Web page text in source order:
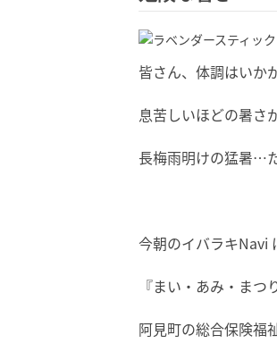
皆さん、体調はいか
息苦しいほどの暑さ
長梅雨明けの猛暑…
今朝のイバラキNavi
『まい・あみ・まつ
阿見町の総合保険福